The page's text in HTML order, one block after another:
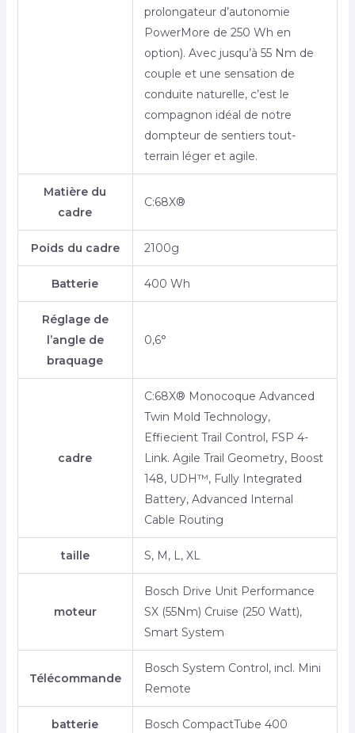
prolongateur d’autonomie
PowerMore de 250 Wh en
option). Avec jusqu’à 55 Nm de
couple et une sensation de
conduite naturelle, c’est le
compagnon idéal de notre
dompteur de sentiers tout-
terrain léger et agile.
Matière du
cadre
C:68X®
Poids du cadre 2100g
Batterie 400 Wh
Réglage de
l’angle de
braquage
0,6°
cadre
C:68X® Monocoque Advanced
Twin Mold Technology,
Effiecient Trail Control, FSP 4-
Link. Agile Trail Geometry, Boost
148, UDH™, Fully Integrated
Battery, Advanced Internal
Cable Routing
taille S, M, L, XL
moteur
Bosch Drive Unit Performance
SX (55Nm) Cruise (250 Watt),
Smart System
Télécommande
Bosch System Control, incl. Mini
Remote
batterie Bosch CompactTube 400